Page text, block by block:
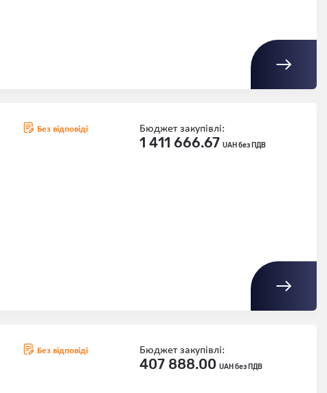
Без відповіді Бюджет закупівлі:
1 411 666.67 UAH без ПДВ
Без відповіді Бюджет закупівлі:
407 888.00 UAH без ПДВ